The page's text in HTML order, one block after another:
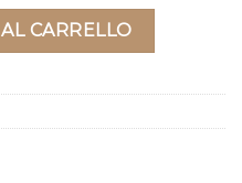
CARRELLO